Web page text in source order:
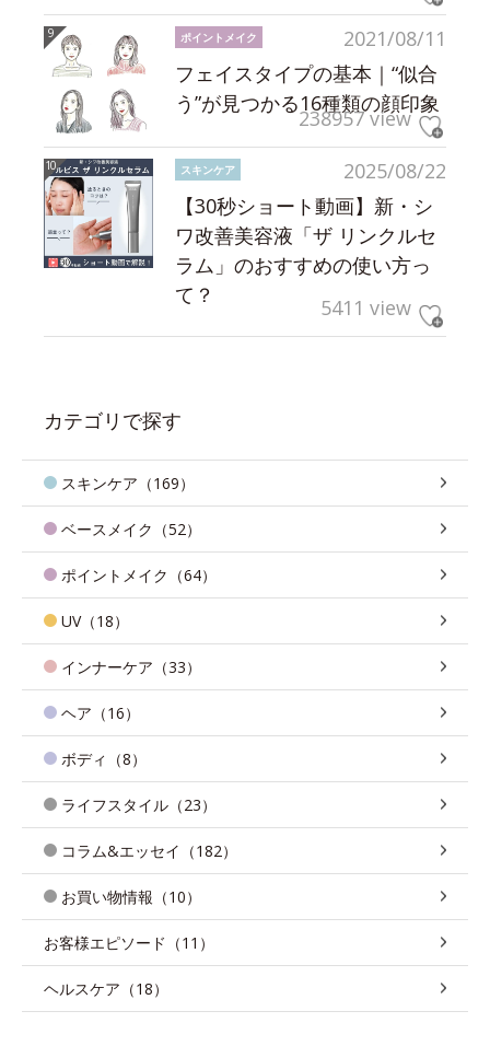
2021/08/11
ポイントメイク
フェイスタイプの基本｜“似合
う”が見つかる16種類の顔印象
238957 view
2025/08/22
スキンケア
【30秒ショート動画】新・シ
ワ改善美容液「ザ リンクルセ
ラム」のおすすめの使い方っ
て？
5411 view
カテゴリで探す
スキンケア（169）
ベースメイク（52）
ポイントメイク（64）
UV（18）
インナーケア（33）
ヘア（16）
ボディ（8）
ライフスタイル（23）
コラム&エッセイ（182）
お買い物情報（10）
お客様エピソード（11）
ヘルスケア（18）